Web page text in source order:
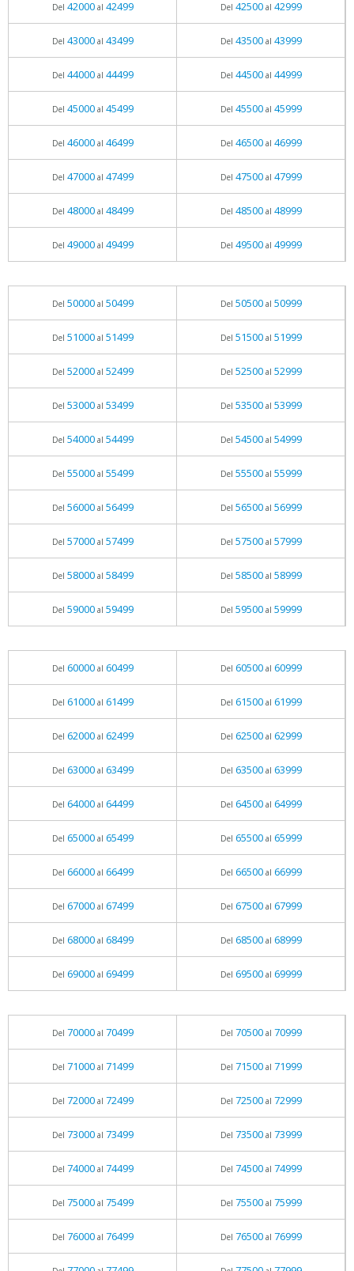
Del 42000al 42499 Del 42500al 42999
Del 43000al 43499 Del 43500al 43999
Del 44000al 44499 Del 44500al 44999
Del 45000al 45499 Del 45500al 45999
Del 46000al 46499 Del 46500al 46999
Del 47000al 47499 Del 47500al 47999
Del 48000al 48499 Del 48500al 48999
Del 49000al 49499 Del 49500al 49999
Del 50000al 50499 Del 50500al 50999
Del 51000al 51499 Del 51500al 51999
Del 52000al 52499 Del 52500al 52999
Del 53000al 53499 Del 53500al 53999
Del 54000al 54499 Del 54500al 54999
Del 55000al 55499 Del 55500al 55999
Del 56000al 56499 Del 56500al 56999
Del 57000al 57499 Del 57500al 57999
Del 58000al 58499 Del 58500al 58999
Del 59000al 59499 Del 59500al 59999
Del 60000al 60499 Del 60500al 60999
Del 61000al 61499 Del 61500al 61999
Del 62000al 62499 Del 62500al 62999
Del 63000al 63499 Del 63500al 63999
Del 64000al 64499 Del 64500al 64999
Del 65000al 65499 Del 65500al 65999
Del 66000al 66499 Del 66500al 66999
Del 67000al 67499 Del 67500al 67999
Del 68000al 68499 Del 68500al 68999
Del 69000al 69499 Del 69500al 69999
Del 70000al 70499 Del 70500al 70999
Del 71000al 71499 Del 71500al 71999
Del 72000al 72499 Del 72500al 72999
Del 73000al 73499 Del 73500al 73999
Del 74000al 74499 Del 74500al 74999
Del 75000al 75499 Del 75500al 75999
Del 76000al 76499 Del 76500al 76999